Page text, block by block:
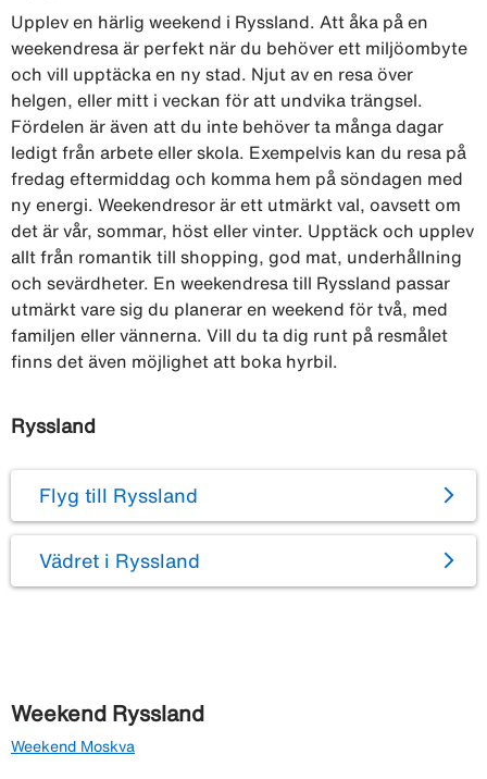
Upplev en härlig weekend i Ryssland. Att åka på en
weekendresa är perfekt när du behöver ett miljöombyte
och vill upptäcka en ny stad. Njut av en resa över
helgen, eller mitt i veckan för att undvika trängsel.
Fördelen är även att du inte behöver ta många dagar
ledigt från arbete eller skola. Exempelvis kan du resa på
fredag eftermiddag och komma hem på söndagen med
ny energi. Weekendresor är ett utmärkt val, oavsett om
det är vår, sommar, höst eller vinter. Upptäck och upplev
allt från romantik till shopping, god mat, underhållning
och sevärdheter. En weekendresa till Ryssland passar
utmärkt vare sig du planerar en weekend för två, med
familjen eller vännerna. Vill du ta dig runt på resmålet
finns det även möjlighet att boka hyrbil.
Ryssland
Flyg till Ryssland
Vädret i Ryssland
Weekend Ryssland
Weekend Moskva